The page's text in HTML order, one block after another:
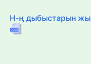
Н-ң дыбыстарын